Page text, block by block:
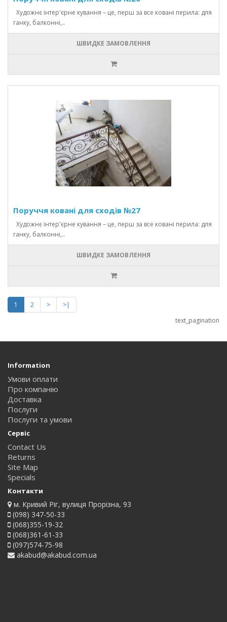
Художнє інтер'єрне кування – це, перш за все ковані перила: для
ганку, балконні,..
ШВИДКЕ ЗАМОВЛЕННЯ
Поруччя ковані для сходів №27
Художнє інтер'єрне кування – це, перш за все ковані перила: для
ганку, балконні,..
ШВИДКЕ ЗАМОВЛЕННЯ
1 2 >
>|
text_pagination
Information
Умови оплати
Про компанію
Доставка
Послуги
Послуги та умови
Сервіс
Contact Us
Returns
Site Map
Specials
Контакти
м. Кривий Ріг, вулиця Прорізна, 93
(098) 347-50-33
(068)355-19-32
(068)361-61-33
(097)574-75-98
akabud@akabud.com.ua